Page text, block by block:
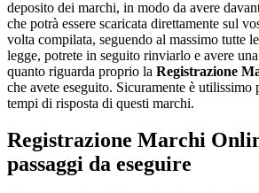
deposito dei marchi, in modo da avere
che potrà essere scaricata direttamente sul
volta compilata, seguendo al massimo tutte
legge, potrete in seguito rinviarlo e avere
quanto riguarda proprio la Registrazione
che avete eseguito. Sicuramente è utilissimo
tempi di risposta di questi marchi.
Registrazione Marchi
passaggi da eseguire